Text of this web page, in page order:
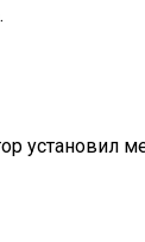
установил